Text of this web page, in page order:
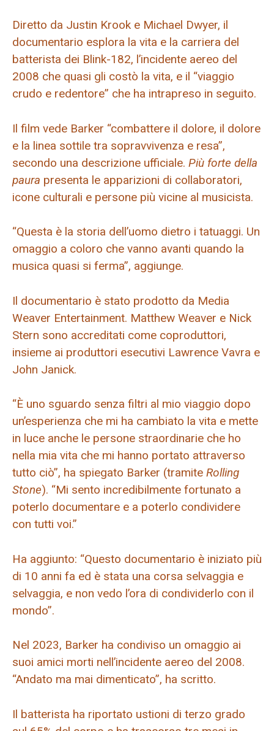
Diretto da Justin Krook e Michael Dwyer, il
documentario esplora la vita e la carriera del
batterista dei Blink-182, l’incidente aereo del
2008 che quasi gli costò la vita, e il “viaggio
crudo e redentore” che ha intrapreso in seguito.
Il film vede Barker “combattere il dolore, il dolore
e la linea sottile tra sopravvivenza e resa”,
secondo una descrizione ufficiale. Più forte della
paura presenta le apparizioni di collaboratori,
icone culturali e persone più vicine al musicista.
“Questa è la storia dell’uomo dietro i tatuaggi. Un
omaggio a coloro che vanno avanti quando la
musica quasi si ferma”, aggiunge.
Il documentario è stato prodotto da Media
Weaver Entertainment. Matthew Weaver e Nick
Stern sono accreditati come coproduttori,
insieme ai produttori esecutivi Lawrence Vavra e
John Janick.
“È uno sguardo senza filtri al mio viaggio dopo
un’esperienza che mi ha cambiato la vita e mette
in luce anche le persone straordinarie che ho
nella mia vita che mi hanno portato attraverso
tutto ciò”, ha spiegato Barker (tramite Rolling
Stone). “Mi sento incredibilmente fortunato a
poterlo documentare e a poterlo condividere
con tutti voi.”
Ha aggiunto: “Questo documentario è iniziato più
di 10 anni fa ed è stata una corsa selvaggia e
selvaggia, e non vedo l’ora di condividerlo con il
mondo”.
Nel 2023, Barker ha condiviso un omaggio ai
suoi amici morti nell’incidente aereo del 2008.
“Andato ma mai dimenticato”, ha scritto.
Il batterista ha riportato ustioni di terzo grado